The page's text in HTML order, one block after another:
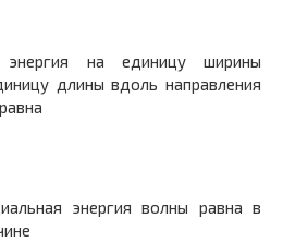
энергия на единицу ширины
длины вдоль направления
энергия волны равна в